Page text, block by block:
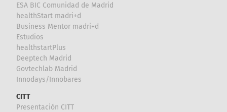
ESA BIC Comunidad de Madrid
healthStart madri+d
Business Mentor madri+d
Estudios
healthstartPlus
Deeptech Madrid
Govtechlab Madrid
Innodays/Innobares
CITT
Presentación CITT